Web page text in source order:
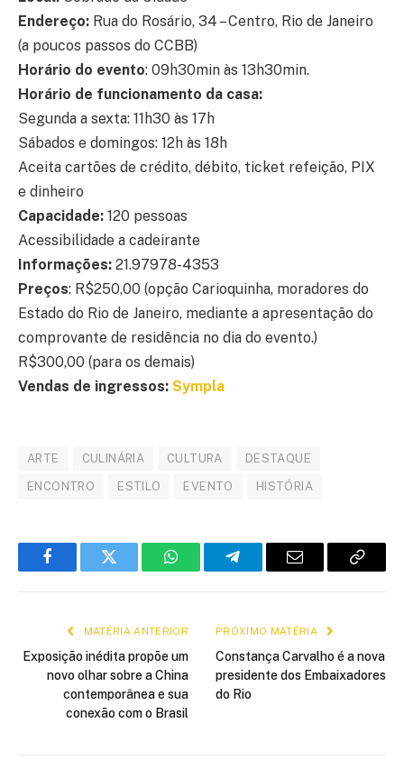
Endereço: Rua do Rosário, 34 – Centro, Rio de Janeiro
(a poucos passos do CCBB)
Horário do evento: 09h30min às 13h30min.
Horário de funcionamento da casa:
Segunda a sexta: 11h30 às 17h
Sábados e domingos: 12h às 18h
Aceita cartões de crédito, débito, ticket refeição, PIX
e dinheiro
Capacidade: 120 pessoas
Acessibilidade a cadeirante
Informações: 21.97978-4353
Preços: R$250,00 (opção Carioquinha, moradores do
Estado do Rio de Janeiro, mediante a apresentação do
comprovante de residência no dia do evento.)
R$300,00 (para os demais)
Vendas de ingressos: Sympla
ARTE CULINÁRIA CULTURA DESTAQUE
ENCONTRO ESTILO EVENTO HISTÓRIA
FacebookTwitter WhatsAppTelegramE-
Copiar
MATÉRIA ANTERIOR
Exposição inédita propõe um
novo olhar sobre a China
contemporânea e sua
conexão com o Brasil
PRÓXIMO MATÉRIA
Constança Carvalho é a nova
presidente dos Embaixadores
do Rio